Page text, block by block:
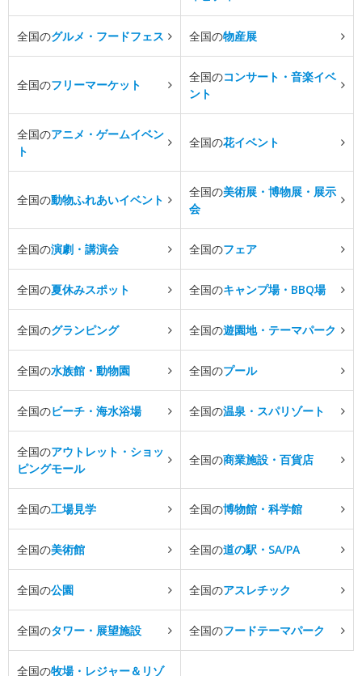
全国のグルメ・フードフェス 全国の物産展
全国のフリーマーケット
全国のコンサート・音楽イベ
ント
全国のアニメ・ゲームイベン
ト
全国の花イベント
全国の動物ふれあいイベント
全国の美術展・博物展・展示
会
全国の演劇・講演会 全国のフェア
全国の夏休みスポット 全国のキャンプ場・BBQ場
全国のグランピング 全国の遊園地・テーマパーク
全国の水族館・動物園 全国のプール
全国のビーチ・海水浴場 全国の温泉・スパリゾート
全国のアウトレット・ショッ
ピングモール
全国の商業施設・百貨店
全国の工場見学 全国の博物館・科学館
全国の美術館 全国の道の駅・SA/PA
全国の公園 全国のアスレチック
全国のタワー・展望施設 全国のフードテーマパーク
全国の牧場・レジャー＆リゾ